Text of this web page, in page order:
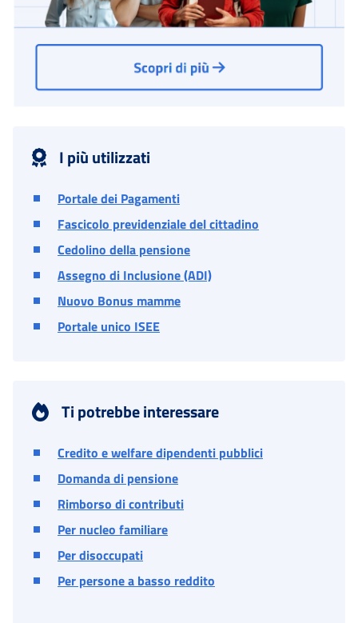
I più utilizzati
Portale dei Pagamenti
Fascicolo previdenziale del cittadino
Cedolino della pensione
Assegno di Inclusione (ADI)
Nuovo Bonus mamme
Portale unico ISEE
Ti potrebbe interessare
Credito e welfare dipendenti pubblici
Domanda di pensione
Rimborso di contributi
Per nucleo familiare
Per disoccupati
Per persone a basso reddito